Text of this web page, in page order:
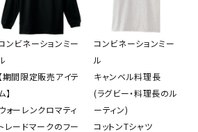
ンビネーションミー
【期間限定販売アイテ
】
ウォーレンクロマティ
レードマークのフー
コンビネーションミー
ル
キャンベル料理長
(ラグビー・料理長のル
ーティン)
コットンTシャツ